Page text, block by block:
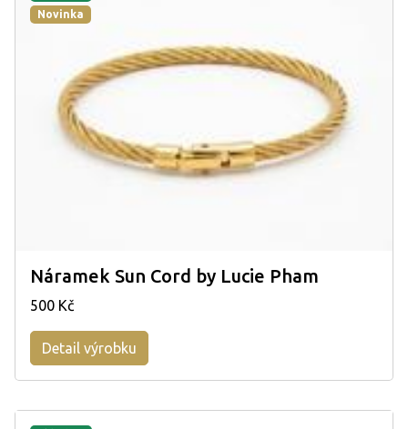
Novinka
Náramek Sun Cord by Lucie Pham
500 Kč
Detail výrobku